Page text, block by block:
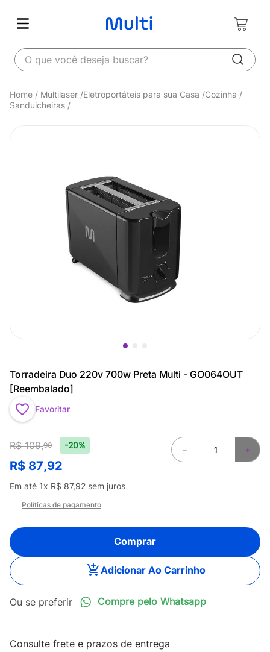
O que você deseja buscar?
Multilaser Eletroportáteis para sua Casa
Cozinha
Sanduicheiras
Torradeira Duo 220v 700w Preta Multi - GO064OUT
[Reembalado]
Favoritar
R$ 109,90 -20%
R$ 87,92
Em até 1x R$ 87,92 sem juros
＋
－
Políticas de pagamento
Comprar
Adicionar Ao Carrinho
Compre pelo Whatsapp